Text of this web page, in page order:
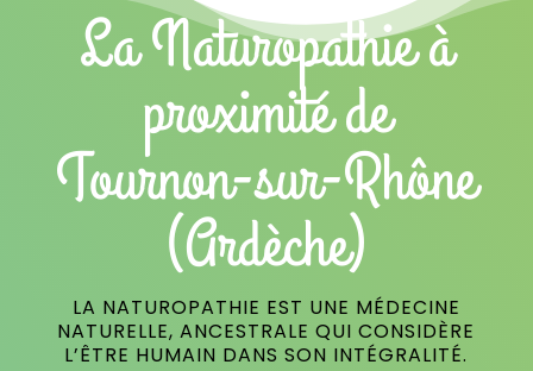
La Naturopathie à
proximité de
Tournon-sur-Rhône
(Ardèche)
LA NATUROPATHIE EST UNE MÉDECINE
NATURELLE, ANCESTRALE QUI CONSIDÈRE
L’ÊTRE HUMAIN DANS SON INTÉGRALITÉ.